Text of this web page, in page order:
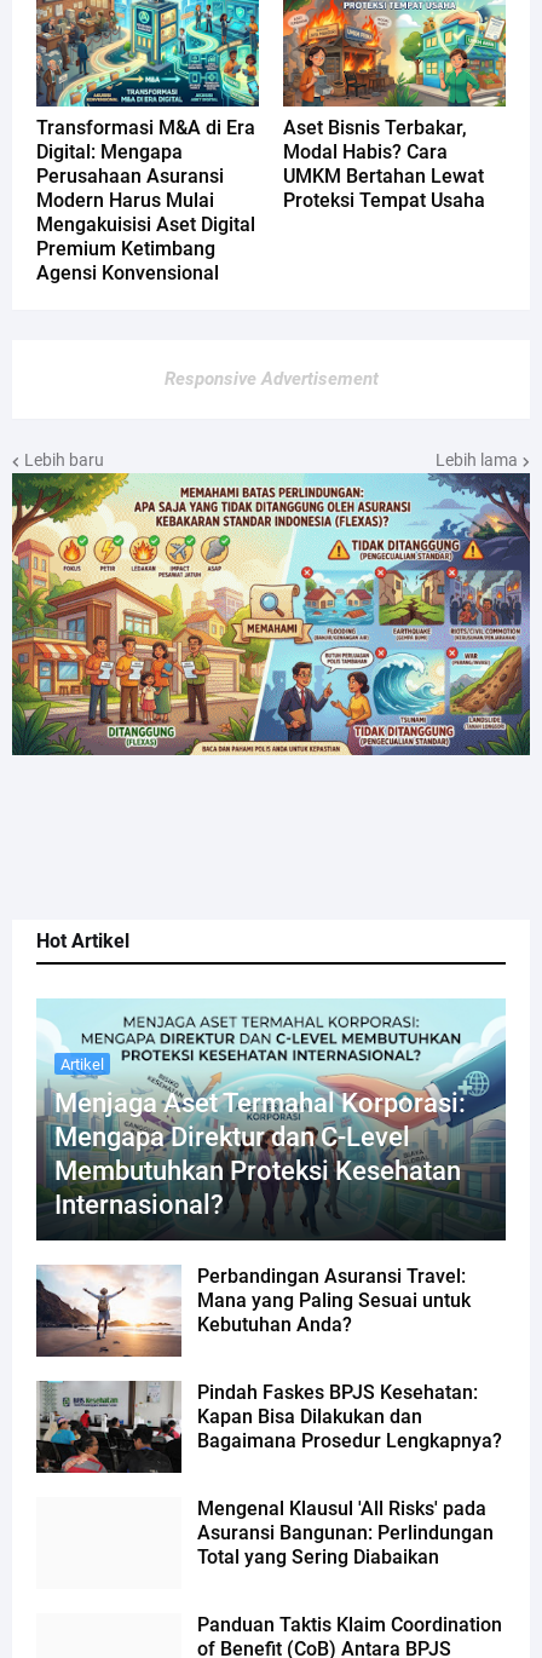
Hot Artikel
Artikel
Menjaga Aset Termahal Korporasi:
Mengapa Direktur dan C-Level
Membutuhkan Proteksi Kesehatan
Internasional?
Perbandingan Asuransi Travel:
Mana yang Paling Sesuai untuk
Kebutuhan Anda?
Pindah Faskes BPJS Kesehatan:
Kapan Bisa Dilakukan dan
Bagaimana Prosedur Lengkapnya?
Mengenal Klausul 'All Risks' pada
Asuransi Bangunan: Perlindungan
Total yang Sering Diabaikan
Panduan Taktis Klaim Coordination
of Benefit (CoB) Antara BPJS
Transformasi M&A di Era
Digital: Mengapa
Perusahaan Asuransi
Modern Harus Mulai
Mengakuisisi Aset Digital
Premium Ketimbang
Agensi Konvensional
Aset Bisnis Terbakar,
Modal Habis? Cara
UMKM Bertahan Lewat
Proteksi Tempat Usaha
Responsive Advertisement
Lebih baru Lebih lama